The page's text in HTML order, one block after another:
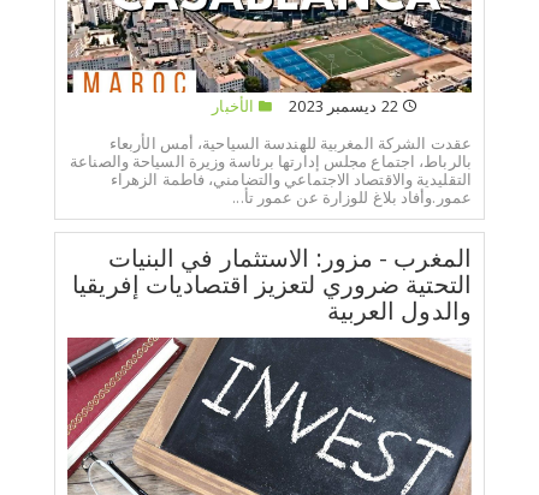
22 ديسمبر 2023
الأخبار
عقدت الشركة المغربية للهندسة السياحية، أمس الأربعاء
بالرباط، اجتماع مجلس إدارتها برئاسة وزيرة السياحة والصناعة
التقليدية والاقتصاد الاجتماعي والتضامني، فاطمة الزهراء
عمور.وأفاد بلاغ للوزارة عن عمور تأ...
المغرب - مزور: الاستثمار في البنيات
التحتية ضروري لتعزيز اقتصاديات إفريقيا
والدول العربية